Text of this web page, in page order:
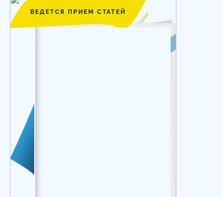
ВЕДЕТСЯ ПРИЕМ СТАТЕЙ